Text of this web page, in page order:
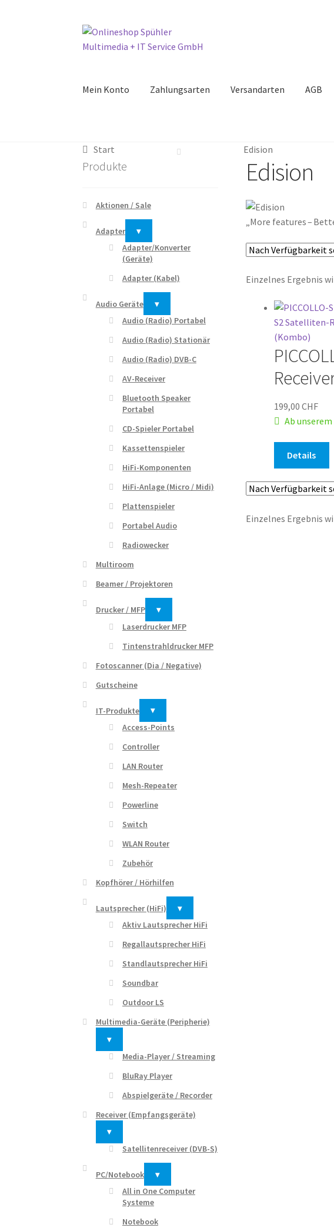
Zur
Navigation
Zum
Inhalt
Mein Konto Zahlungsarten Versandarten AGB
Start Edision
Edision
„More features –
Einzelnes Ergebnis
199,00 CHF
Ab
Details
Einzelnes Ergebnis
Produkte
Aktionen / Sale
Adapter
▾
Adapter/Konverter
(Geräte)
Adapter (Kabel)
Audio Geräte
▾
Audio (Radio) Portabel
Audio (Radio) Stationär
Audio (Radio) DVB-C
AV-Receiver
Bluetooth Speaker
Portabel
CD-Spieler Portabel
Kassettenspieler
HiFi-Komponenten
HiFi-Anlage (Micro / Midi)
Plattenspieler
Portabel Audio
Radiowecker
Multiroom
Beamer / Projektoren
Drucker / MFP
▾
Laserdrucker MFP
Tintenstrahldrucker MFP
Fotoscanner (Dia / Negative)
Gutscheine
IT-Produkte
▾
Access-Points
Controller
LAN Router
Mesh-Repeater
Powerline
Switch
WLAN Router
Zubehör
Kopfhörer / Hörhilfen
Lautsprecher (HiFi)
▾
Aktiv Lautsprecher HiFi
Regallautsprecher HiFi
Standlautsprecher HiFi
Soundbar
Outdoor LS
Multimedia-Geräte (Peripherie)
▾
Media-Player / Streaming
BluRay Player
Abspielgeräte / Recorder
Receiver (Empfangsgeräte)
▾
Satellitenreceiver (DVB-S)
PC/Notebook
▾
All in One Computer
Systeme
Notebook